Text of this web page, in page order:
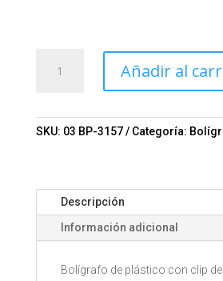
CLASS
BP-
Añadir al
SKU: 03 BP-3157 Categoría:
Descripción
Información adicional
Bolígrafo de plástico con clip